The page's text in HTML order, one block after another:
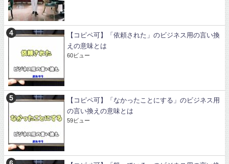
【コピペ可】「依頼された」のビジネス用の言い換
えの意味とは
60ビュー
【コピペ可】「なかったことにする」のビジネス用
の言い換えの意味とは
59ビュー